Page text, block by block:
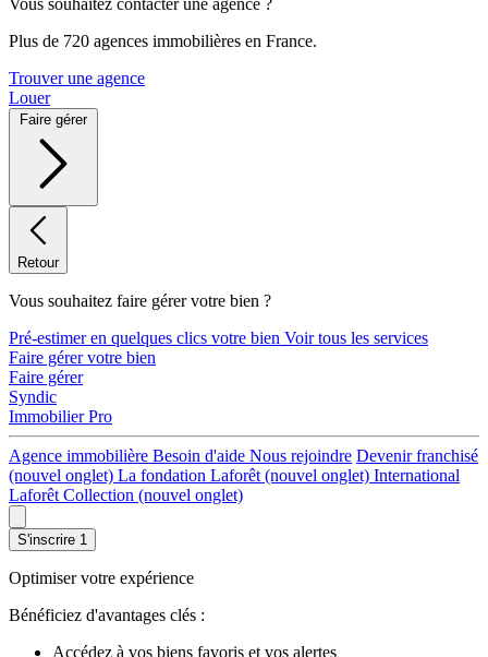
Vous souhaitez contacter une agence ?
Plus de 720 agences immobilières en France.
Trouver une agence
Louer
Faire gérer
Retour
Vous souhaitez faire gérer votre bien ?
Pré-estimer en quelques clics votre bien Voir tous les services
Faire gérer votre bien
Faire gérer
Syndic
Immobilier Pro
Agence immobilière Besoin d'aide Nous rejoindre Devenir franchisé
(nouvel onglet) La fondation Laforêt (nouvel onglet) International
Laforêt Collection (nouvel onglet)
S'inscrire 1
Optimiser votre expérience
Bénéficiez d'avantages clés :
Accédez à vos biens favoris et vos alertes